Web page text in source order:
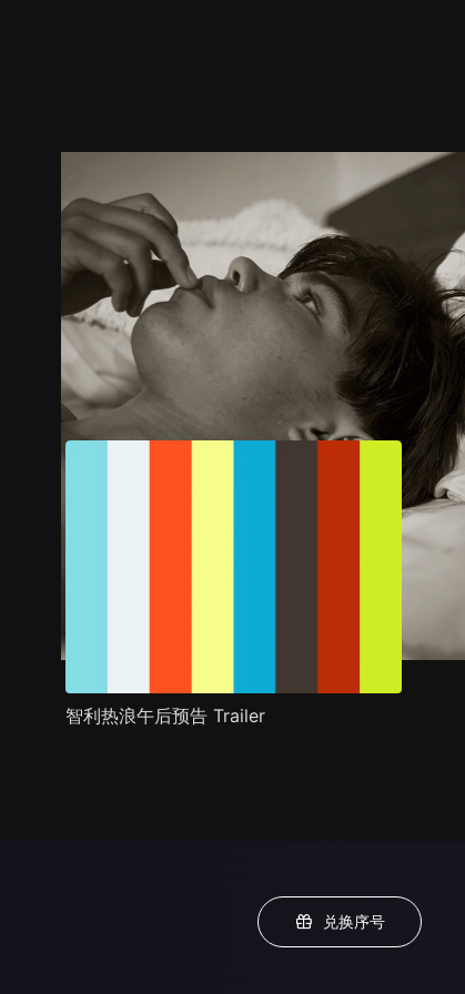
预告 剧照 剧情介绍
智利热浪午后预告 Trailer
兑换序号